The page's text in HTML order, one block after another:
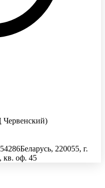
Беларусь, 220055, г.
кв. оф. 45